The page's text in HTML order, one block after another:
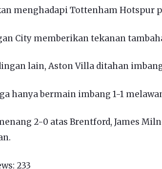
menghadapi Tottenham Hotspur
City memberikan tekanan
lain, Aston Villa ditahan imbang
hanya bermain imbang 1-1
2-0 atas Brentford, James
233